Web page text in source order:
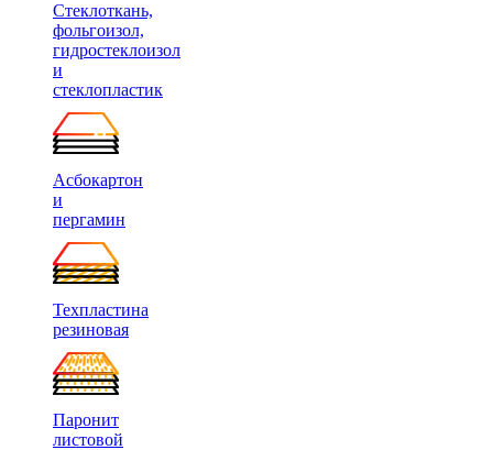
Стеклоткань,
фольгоизол,
гидростеклоизол
и
стеклопластик
Асбокартон
и
пергамин
Техпластина
резиновая
Паронит
листовой